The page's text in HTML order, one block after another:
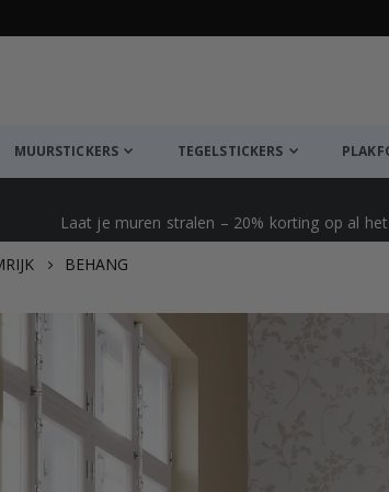
MUURSTICKERS TEGELSTICKERS
Laat je muren stralen – 20% korting op al
BEHANG
je misschien ook leuk ✔